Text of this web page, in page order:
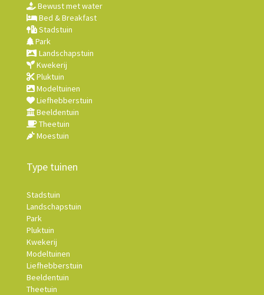
Bewust met water
Bed & Breakfast
Stadstuin
Park
Landschapstuin
Kwekerij
Pluktuin
Modeltuinen
Liefhebberstuin
Beeldentuin
Theetuin
Moestuin
Type tuinen
Stadstuin
Landschapstuin
Park
Pluktuin
Kwekerij
Modeltuinen
Liefhebberstuin
Beeldentuin
Theetuin